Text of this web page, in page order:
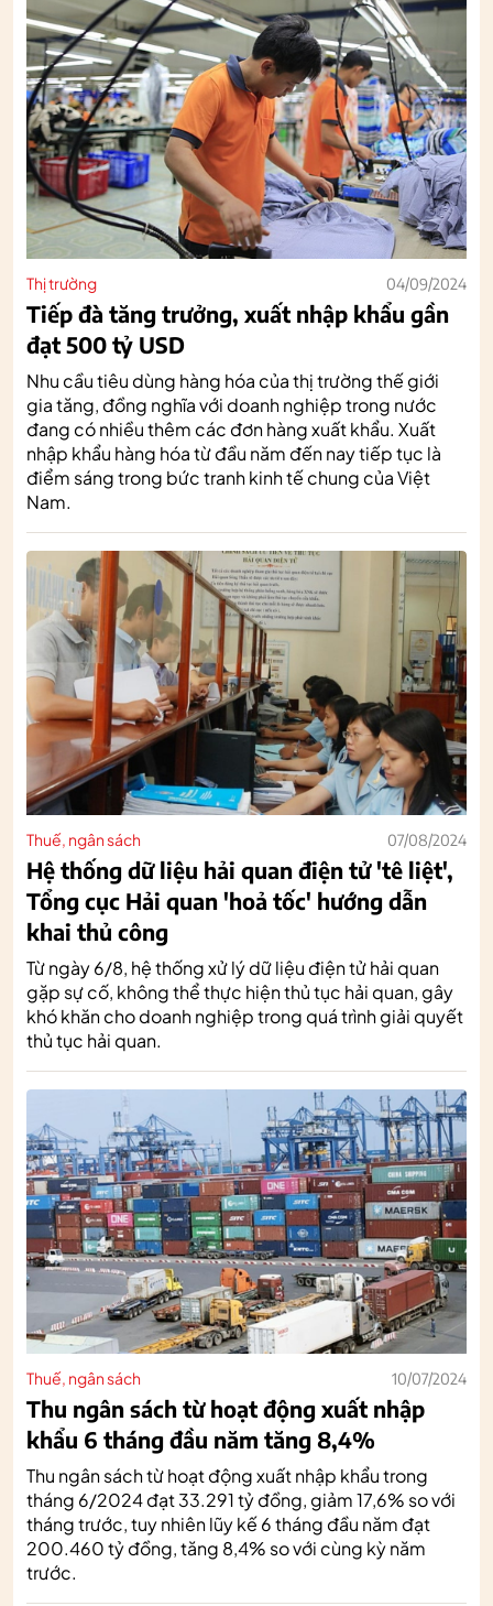
Thị trường 04/09/2024
Tiếp đà tăng trưởng, xuất nhập khẩu gần
đạt 500 tỷ USD
Nhu cầu tiêu dùng hàng hóa của thị trường thế giới
gia tăng, đồng nghĩa với doanh nghiệp trong nước
đang có nhiều thêm các đơn hàng xuất khẩu. Xuất
nhập khẩu hàng hóa từ đầu năm đến nay tiếp tục là
điểm sáng trong bức tranh kinh tế chung của Việt
Nam.
Thuế, ngân sách 07/08/2024
Hệ thống dữ liệu hải quan điện tử 'tê liệt',
Tổng cục Hải quan 'hoả tốc' hướng dẫn
khai thủ công
Từ ngày 6/8, hệ thống xử lý dữ liệu điện tử hải quan
gặp sự cố, không thể thực hiện thủ tục hải quan, gây
khó khăn cho doanh nghiệp trong quá trình giải quyết
thủ tục hải quan.
Thuế, ngân sách 10/07/2024
Thu ngân sách từ hoạt động xuất nhập
khẩu 6 tháng đầu năm tăng 8,4%
Thu ngân sách từ hoạt động xuất nhập khẩu trong
tháng 6/2024 đạt 33.291 tỷ đồng, giảm 17,6% so với
tháng trước, tuy nhiên lũy kế 6 tháng đầu năm đạt
200.460 tỷ đồng, tăng 8,4% so với cùng kỳ năm
trước.